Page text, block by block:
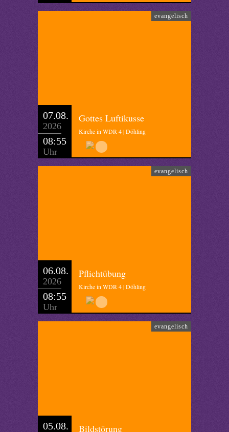
evangelisch
07.08.
2026
08:55
Uhr
Gottes Luftikusse
Kirche in WDR 4 | Döhling
evangelisch
06.08.
2026
08:55
Uhr
Pflichtübung
Kirche in WDR 4 | Döhling
evangelisch
05.08. Bildstörung